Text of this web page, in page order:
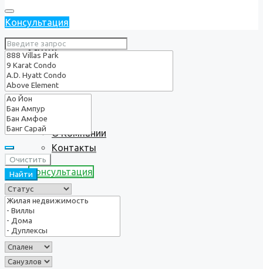
Услуги
О нас
О Компании
Контакты
Консультация
Консультация
Очистить
Найти